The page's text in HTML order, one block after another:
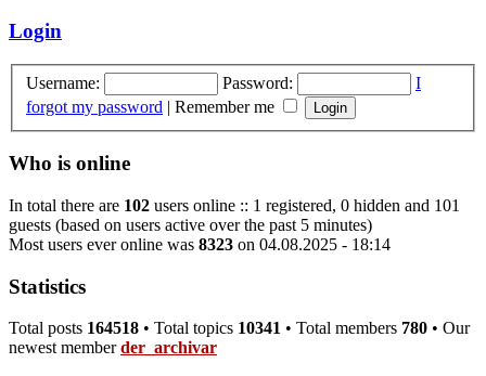
Login
Username: Password:
I
forgot my password | Remember me
Who is online
In total there are 102 users online :: 1 registered, 0 hidden and 101
guests (based on users active over the past 5 minutes)
Most users ever online was 8323 on 04.08.2025 - 18:14
Statistics
Total posts 164518 • Total topics 10341 • Total members 780 • Our
newest memberder_archivar